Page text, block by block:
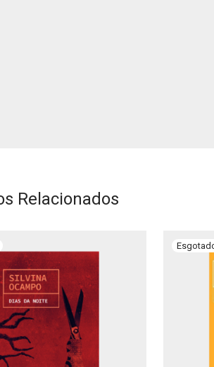
Relacionados